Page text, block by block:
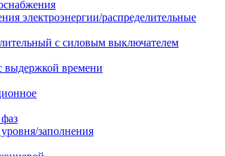
электроэнергии/распределительные
с силовым выключателем
выдержкой времени
заполнения